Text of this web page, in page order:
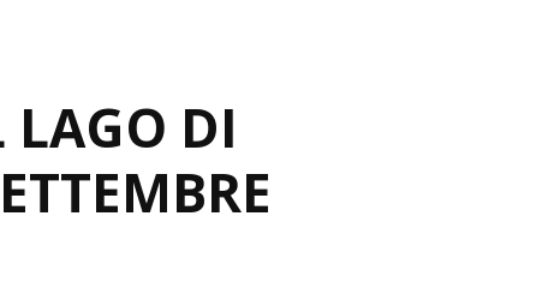
LAGO DI